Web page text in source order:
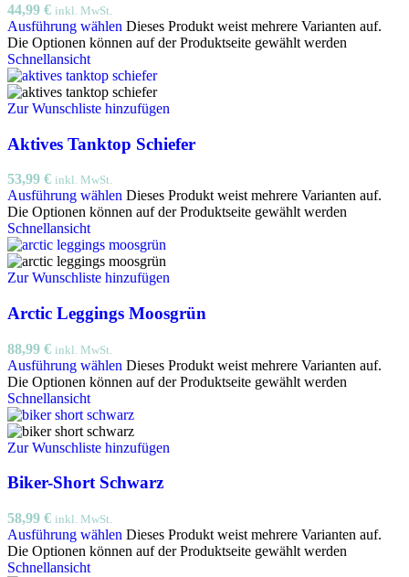
44,99 € inkl. MwSt.
Ausführung wählen Dieses Produkt weist mehrere Varianten auf.
Die Optionen können auf der Produktseite gewählt werden
Schnellansicht
Zur Wunschliste hinzufügen
Aktives Tanktop Schiefer
53,99 € inkl. MwSt.
Ausführung wählen Dieses Produkt weist mehrere Varianten auf.
Die Optionen können auf der Produktseite gewählt werden
Schnellansicht
Zur Wunschliste hinzufügen
Arctic Leggings Moosgrün
88,99 € inkl. MwSt.
Ausführung wählen Dieses Produkt weist mehrere Varianten auf.
Die Optionen können auf der Produktseite gewählt werden
Schnellansicht
Zur Wunschliste hinzufügen
Biker-Short Schwarz
58,99 € inkl. MwSt.
Ausführung wählen Dieses Produkt weist mehrere Varianten auf.
Die Optionen können auf der Produktseite gewählt werden
Schnellansicht